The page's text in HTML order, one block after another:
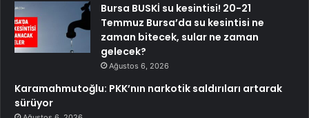
Bursa BUSKİ su kesintisi! 20-21
Temmuz Bursa’da su kesintisi ne
zaman bitecek, sular ne zaman
gelecek?
Ağustos 6, 2026
Karamahmutoğlu: PKK’nın narkotik saldırıları artarak
sürüyor